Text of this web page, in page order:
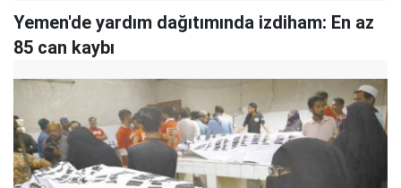
Yemen'de yardım dağıtımında izdiham: En az
85 can kaybı